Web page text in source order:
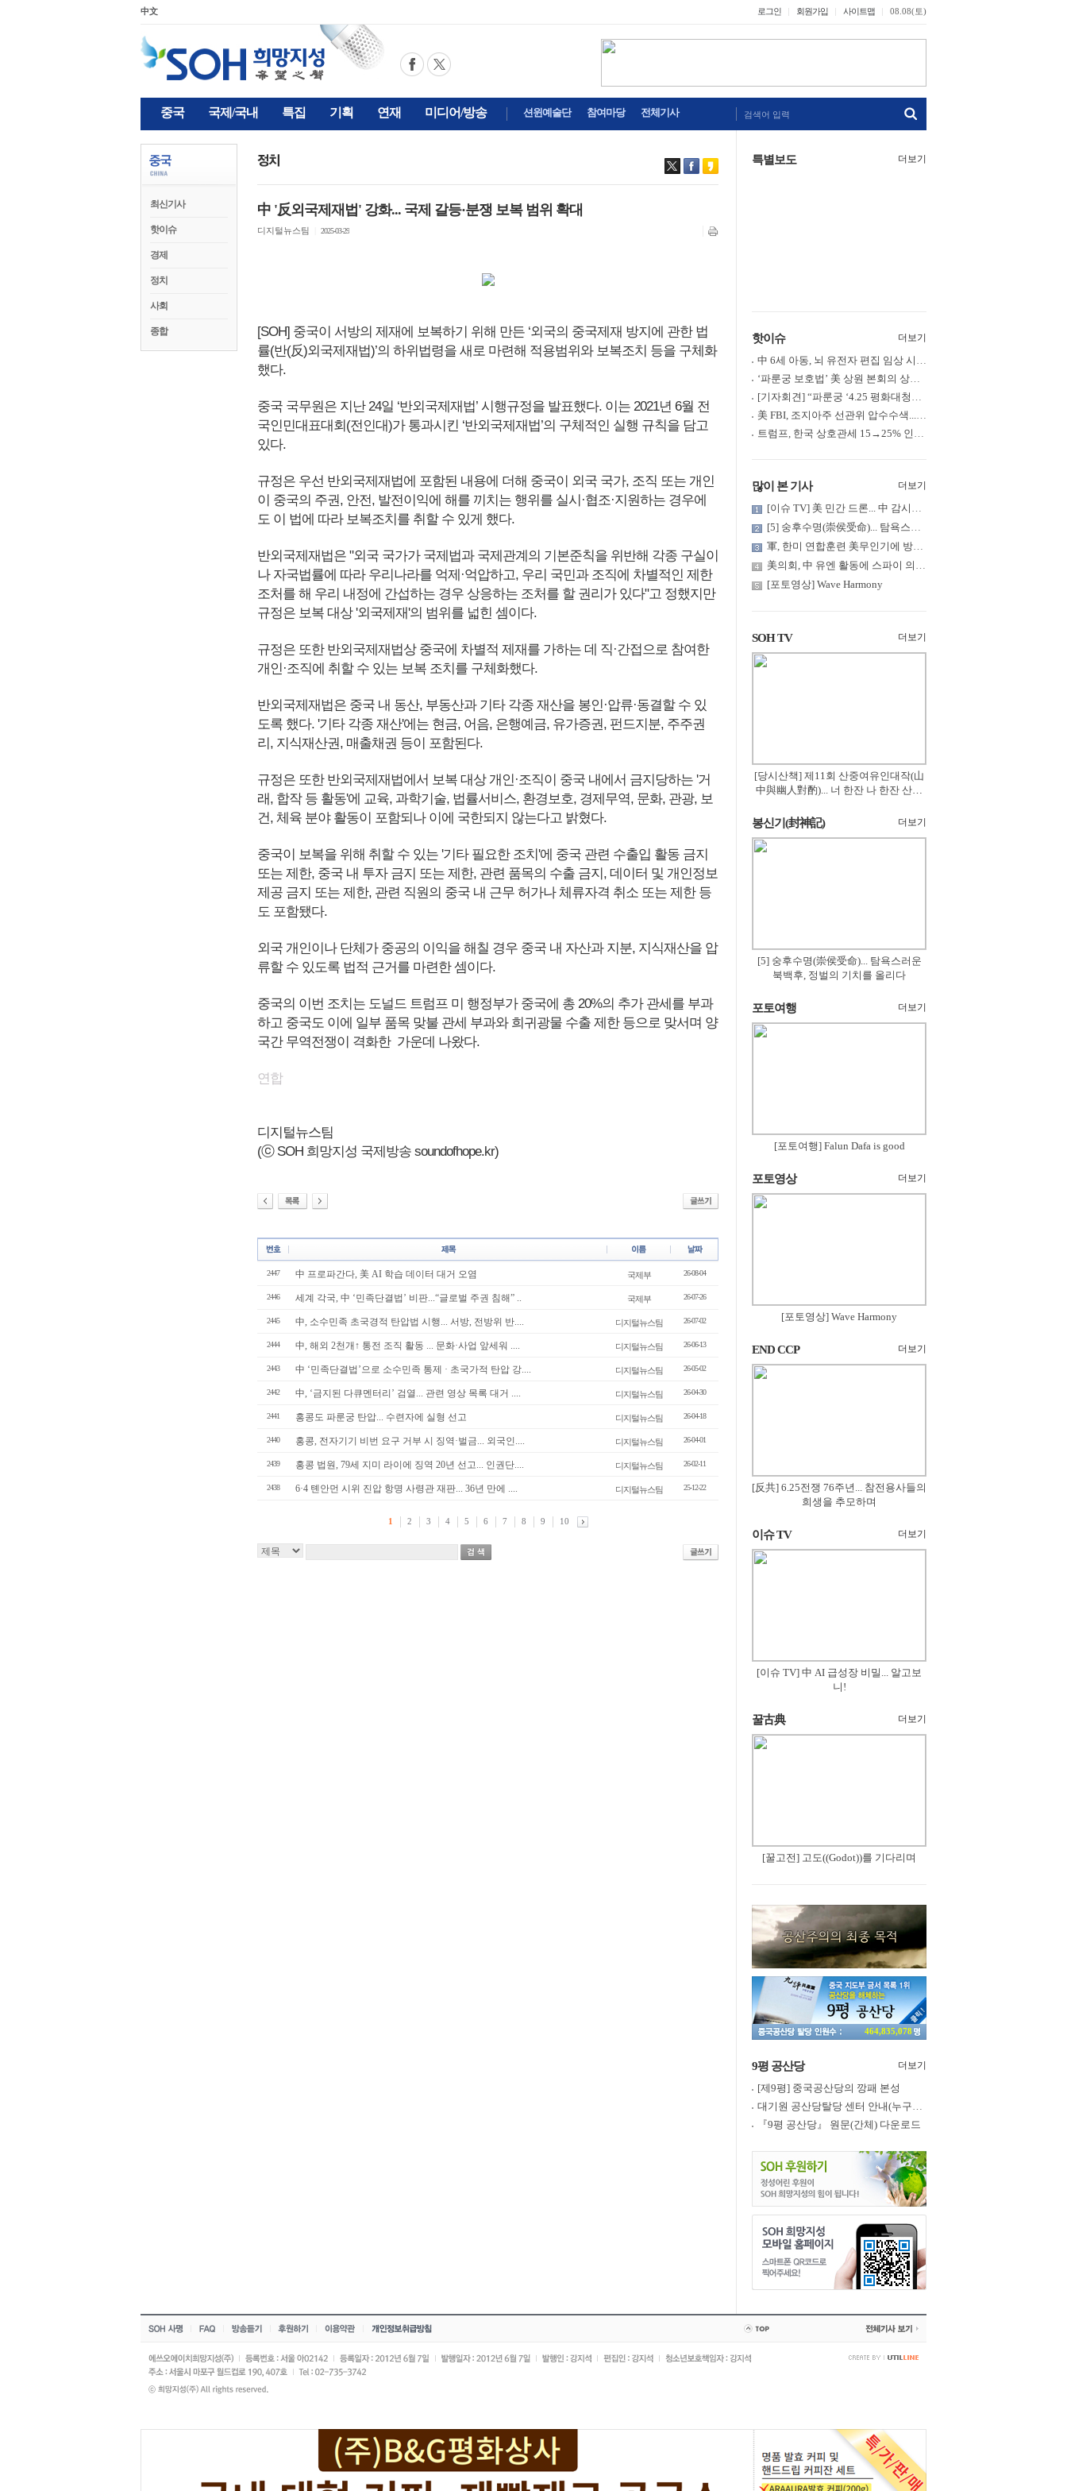
中文 로그인 회원가입 사이트맵 08.08(토)
중국 국제/국내 특집 기획 연재 미디어/방송 션윈예술단 참여마당 전체기사 검색어 입력
최신기사
핫이슈
경제
정치
사회
종합
中 '反외국제재법' 강화... 국제 갈등·분쟁 보복 범위 확대
디지털뉴스팀 2025-03-29
[SOH] 중국이 서방의 제재에 보복하기 위해 만든 ‘외국의 중국제재 방지에 관한 법
률(반(反)외국제재법)’의 하위법령을 새로 마련해 적용범위와 보복조치 등을 구체화
했다.
중국 국무원은 지난 24일 ‘반외국제재법’ 시행규정을 발표했다. 이는 2021년 6월 전
국인민대표대회(전인대)가 통과시킨 ‘반외국제재법’의 구체적인 실행 규칙을 담고
있다.
규정은 우선 반외국제재법에 포함된 내용에 더해 중국이 외국 국가, 조직 또는 개인
이 중국의 주권, 안전, 발전이익에 해를 끼치는 행위를 실시·협조·지원하는 경우에
도 이 법에 따라 보복조치를 취할 수 있게 했다.
반외국제재법은 "외국 국가가 국제법과 국제관계의 기본준칙을 위반해 각종 구실이
나 자국법률에 따라 우리나라를 억제·억압하고, 우리 국민과 조직에 차별적인 제한
조처를 해 우리 내정에 간섭하는 경우 상응하는 조처를 할 권리가 있다"고 정했지만
규정은 보복 대상 '외국제재'의 범위를 넓힌 셈이다.
규정은 또한 반외국제재법상 중국에 차별적 제재를 가하는 데 직·간접으로 참여한
개인·조직에 취할 수 있는 보복 조치를 구체화했다.
반외국제재법은 중국 내 동산, 부동산과 기타 각종 재산을 봉인·압류·동결할 수 있
도록 했다. '기타 각종 재산'에는 현금, 어음, 은행예금, 유가증권, 펀드지분, 주주권
리, 지식재산권, 매출채권 등이 포함된다.
규정은 또한 반외국제재법에서 보복 대상 개인·조직이 중국 내에서 금지당하는 '거
래, 합작 등 활동'에 교육, 과학기술, 법률서비스, 환경보호, 경제무역, 문화, 관광, 보
건, 체육 분야 활동이 포함되나 이에 국한되지 않는다고 밝혔다.
중국이 보복을 위해 취할 수 있는 '기타 필요한 조치'에 중국 관련 수출입 활동 금지
또는 제한, 중국 내 투자 금지 또는 제한, 관련 품목의 수출 금지, 데이터 및 개인정보
제공 금지 또는 제한, 관련 직원의 중국 내 근무 허가나 체류자격 취소 또는 제한 등
도 포함됐다.
외국 개인이나 단체가 중공의 이익을 해칠 경우 중국 내 자산과 지분, 지식재산을 압
류할 수 있도록 법적 근거를 마련한 셈이다.
중국의 이번 조치는 도널드 트럼프 미 행정부가 중국에 총 20%의 추가 관세를 부과
하고 중국도 이에 일부 품목 맞불 관세 부과와 희귀광물 수출 제한 등으로 맞서며 양
국간 무역전쟁이 격화한 가운데 나왔다.
연합
디지털뉴스팀
(ⓒ SOH 희망지성 국제방송 soundofhope.kr)
2447 中 프로파간다, 美 AI 학습 데이터 대거 오염 국제부 26-08-04
2446 세계 각국, 中 ‘민족단결법’ 비판...“글로벌 주권 침해” .. 국제부 26-07-26
2445 中, 소수민족 초국경적 탄압법 시행... 서방, 전방위 반.... 디지털뉴스팀 26-07-02
2444 中, 해외 2천개↑ 통전 조직 활동 ... 문화·사업 앞세워 .... 디지털뉴스팀 26-06-13
2443 中 ‘민족단결법’으로 소수민족 통제 · 초국가적 탄압 강.... 디지털뉴스팀 26-05-02
2442 中, ‘금지된 다큐멘터리’ 검열... 관련 영상 목록 대거 .... 디지털뉴스팀 26-04-30
2441 홍콩도 파룬궁 탄압... 수련자에 실형 선고 디지털뉴스팀 26-04-18
2440 홍콩, 전자기기 비번 요구 거부 시 징역·벌금... 외국인.... 디지털뉴스팀 26-04-01
2439 홍콩 법원, 79세 지미 라이에 징역 20년 선고... 인권단.... 디지털뉴스팀 26-02-11
2438 6·4 톈안먼 시위 진압 항명 사령관 재판... 36년 만에 .... 디지털뉴스팀 25-12-22
1 2 3 4 5 6 7 8 9 10
특별보도 더보기
핫이슈 더보기
中 6세 아동, 뇌 유전자 편집 임상 시험 중 사망... 의료진 1년간 ....
‘파룬궁 보호법’ 美 상원 본회의 상정... 최종 입법 ‘초읽기’
[기자회견] “파룬궁 ‘4.25 평화대청원’ 기념 & 중공의 션윈 공연 .....
美 FBI, 조지아주 선관위 압수수색... 트럼프 “부정선거 증거 확보....
트럼프, 한국 상호관세 15→25% 인상... “韓 국회 무력합의 미비준”....
많이 본 기사 더보기
[이슈 TV] 美 민간 드론... 中 감시망 뚫고 군함 근접 촬영
[5] 숭후수명(崇侯受命)... 탐욕스러운 북백후, 정벌의 기치를 올.....
軍, 한미 연합훈련 美무인기에 방공태세 발령... 왜?
美의회, 中 유엔 활동에 스파이 의혹 제기
[포토영상] Wave Harmony
SOH TV 더보기
[당시산책] 제11회 산중여유인대작(山
中與幽人對酌)... 너 한잔 나 한잔 산의
봉신기(封神記) 더보기
[5] 숭후수명(崇侯受命)... 탐욕스러운
북백후, 정벌의 기치를 올리다
포토여행 더보기
[포토여행] Falun Dafa is good
포토영상 더보기
[포토영상] Wave Harmony
END CCP 더보기
[反共] 6.25전쟁 76주년... 참전용사들의
희생을 추모하며
이슈 TV 더보기
[이슈 TV] 中 AI 급성장 비밀... 알고보
니!
꿀古典 더보기
[꿀고전] 고도((Godot))를 기다리며
464,835,078
9평 공산당 더보기
[제9평] 중국공산당의 깡패 본성
대기원 공산당탈당 센터 안내(누구나 쉽게 退黨, 退團, 退隊 가능)
『9평 공산당』 원문(간체) 다운로드